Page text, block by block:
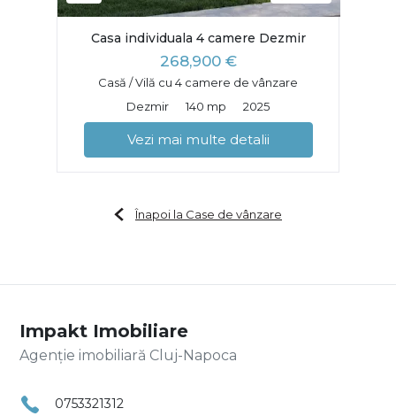
Casa individuala 4 camere Dezmir
268,900 €
Casă / Vilă cu 4 camere de vânzare
Dezmir
140 mp 2025
Vezi mai multe detalii
Înapoi la Case de vânzare
Impakt Imobiliare
Agenție imobiliară Cluj-Napoca
0753321312